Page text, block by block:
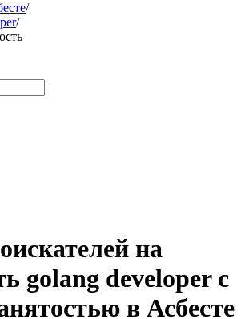
/
/
на
golang developer с
в Асбесте